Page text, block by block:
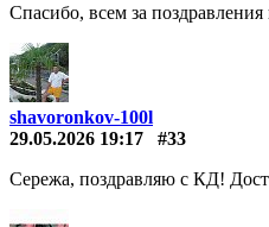
Спасибо, всем за
shavoronkov-100l
29.05.2026 19:17
#33
Сережа, поздравляю с КД!